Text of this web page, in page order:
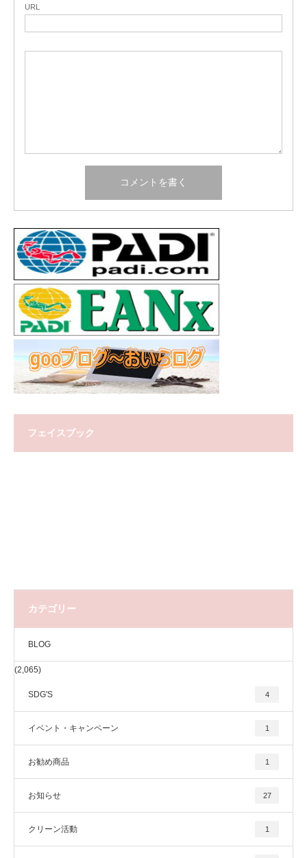
URL
フェイスブック
カテゴリー
BLOG
(2,065)
SDG'S 4
イベント・キャンペーン 1
お勧め商品 1
お知らせ 27
クリーン活動 1